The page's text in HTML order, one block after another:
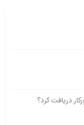
دریافت کرد؟